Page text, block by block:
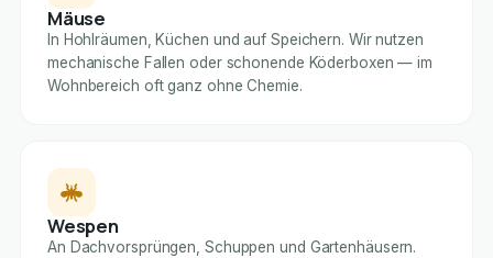
Mäuse
In Hohlräumen, Küchen und auf Speichern. Wir nutzen
mechanische Fallen oder schonende Köderboxen — im
Wohnbereich oft ganz ohne Chemie.
Wespen
An Dachvorsprüngen, Schuppen und Gartenhäusern.